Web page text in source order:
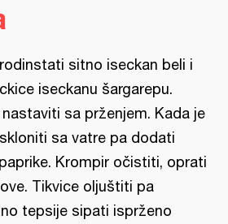
sitno iseckan beli i
iseckanu šargarepu.
sa prženjem. Kada je
sa vatre pa dodati
Krompir očistiti, oprati
Tikvice oljuštiti pa
tepsije sipati isprženo